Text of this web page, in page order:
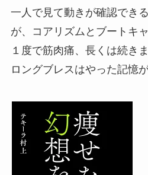
一人で見て動きが確認でき
が、コアリズムとブートキ
１度で筋肉痛、長くは続き
ロングブレスはやった記憶が